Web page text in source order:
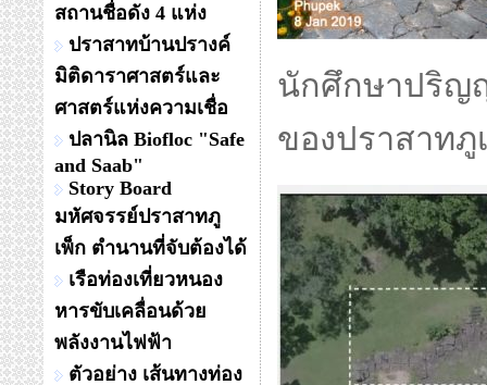
สถานชื่อดัง 4 แห่ง
ปราสาทบ้านปรางค์
มิติดาราศาสตร์และ
ศาสตร์แห่งความเชื่อ
ปลานิล Biofloc "Safe
and Saab"
Story Board
มหัศจรรย์ปราสาทภู
เพ็ก ตำนานที่จับต้องได้
เรือท่องเที่ยวหนอง
หารขับเคลื่อนด้วย
พลังงานไฟฟ้า
ตัวอย่าง เส้นทางท่อง
นักศึกษาปริญ
ของปราสาท